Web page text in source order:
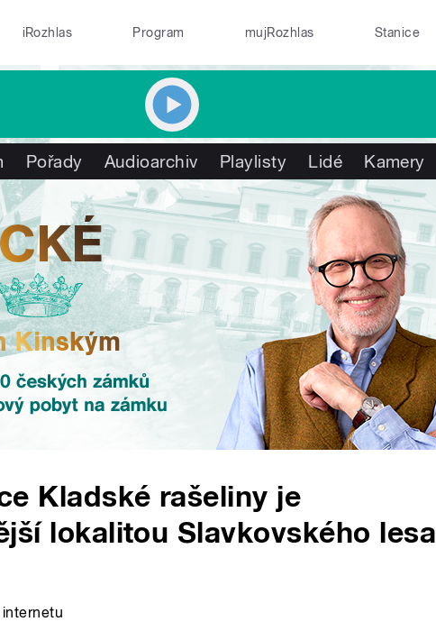
iRozhlas Program mujRozhlas Stanice
Pořady Audioarchiv Playlisty Lidé Kamery
Kladské rašeliny je
lokalitou Slavkovského lesa